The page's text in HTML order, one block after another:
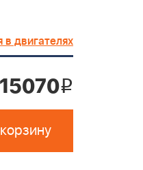
в двигателях
15070i